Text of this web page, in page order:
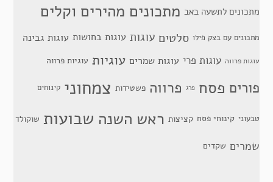
מתכונים לתשעה באב מתכונים מהירים וקלים
מתכונים עם בצק פילו סלטים עוגות עוגות בחושות עוגות גבינה
עוגות פרווה עוגות פרי עוגות שמרים עוגיות עוגיות פרווה
פורים פסח פרג פרווה פשטידות צמחוני קינוחים
טבעוני קינוחי פסח קציצות ראש השנה שבועות שוקולד
שמרים שקדים